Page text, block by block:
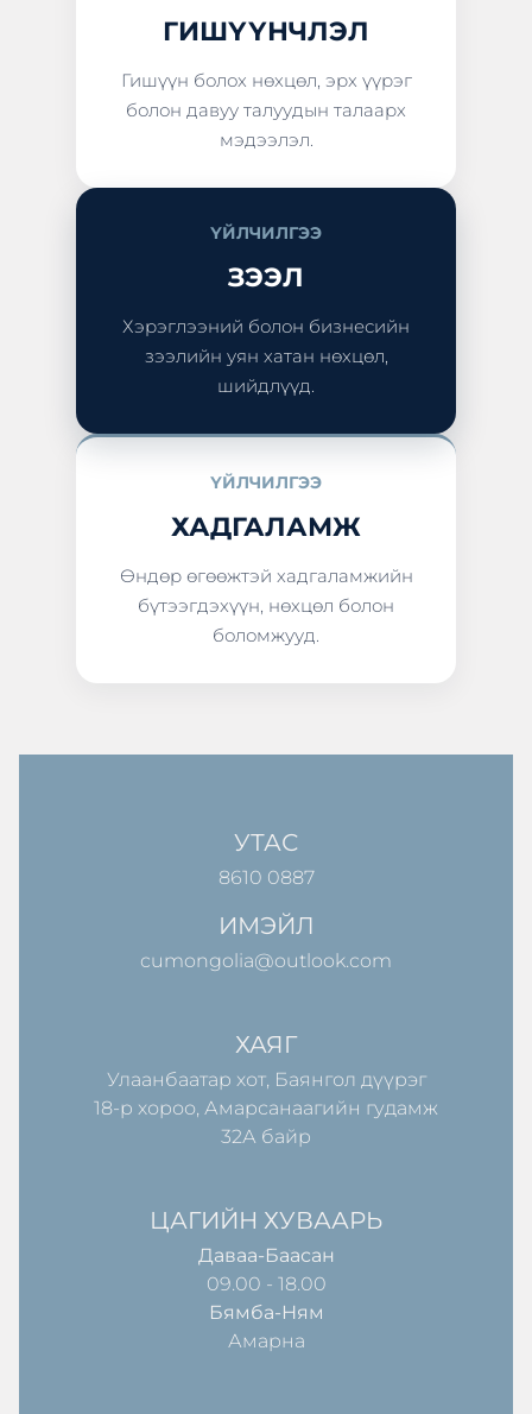
ГИШҮҮНЧЛЭЛ
Гишүүн болох нөхцөл, эрх үүрэг
болон давуу талуудын талаарх
мэдээлэл.
ҮЙЛЧИЛГЭЭ
ЗЭЭЛ
Хэрэглээний болон бизнесийн
зээлийн уян хатан нөхцөл,
шийдлүүд.
ҮЙЛЧИЛГЭЭ
ХАДГАЛАМЖ
Өндөр өгөөжтэй хадгаламжийн
бүтээгдэхүүн, нөхцөл болон
боломжууд.
УТАС
8610 0887
ИМЭЙЛ
cumongolia@outlook.com
ХАЯГ
Улаанбаатар хот, Баянгол дүүрэг
18-р хороо, Амарсанаагийн гудамж
32А байр
ЦАГИЙН ХУВААРЬ
Даваа-Баасан
09.00 - 18.00
Бямба-Ням
Амарна